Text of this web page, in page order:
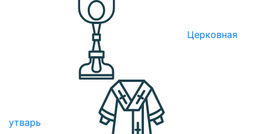
Церковная
утварь